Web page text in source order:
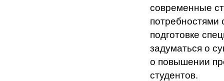
современные
потребностями
подготовке
задуматься о
о повышении
студентов.